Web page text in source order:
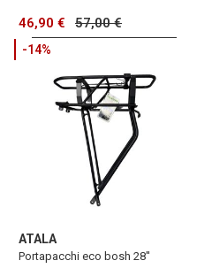
46,90 € 57,00 €
-14%
ATALA
Portapacchi eco bosh 28''